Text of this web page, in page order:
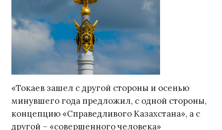
«Токаев зашел с другой стороны и осенью
минувшего года предложил, с одной стороны,
концепцию «Справедливого Казахстана», а с
другой – «совершенного человека»